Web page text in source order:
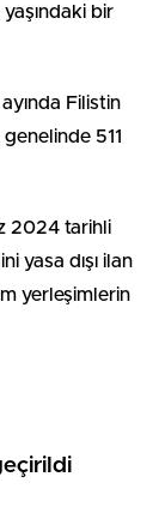
bir
Filistin
511
2024 tarihli
yasa dışı ilan
yerleşimlerin